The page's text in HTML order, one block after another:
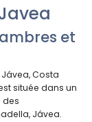
et
Costa
située dans un
des
Jávea.